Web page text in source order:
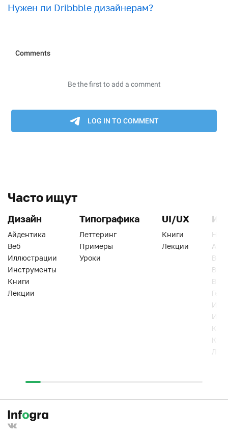
Нужен ли Dribbble дизайнерам?
Часто ищут
Дизайн
Айдентика
Веб
Иллюстрации
Инструменты
Книги
Лекции
Типографика
Леттеринг
Примеры
Уроки
UI/UX
Книги
Лекции
Веб